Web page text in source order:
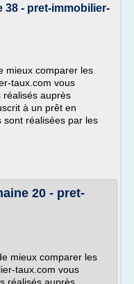
38 - pret-immobilier-
mieux comparer les
taux.com vous
réalisés auprès
à un prêt en
sont réalisées par les
20 - pret-
mieux comparer les
taux.com vous